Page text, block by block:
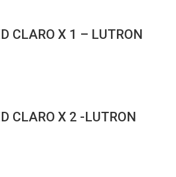
CLARO X 1 – LUTRON
CLARO X 2 -LUTRON